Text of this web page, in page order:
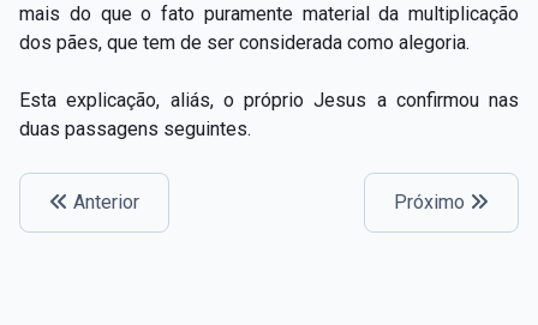
mais do que o fato puramente material da multiplicação
dos pães, que tem de ser considerada como alegoria.
Esta explicação, aliás, o próprio Jesus a confirmou nas
duas passagens seguintes.
Anterior Próximo